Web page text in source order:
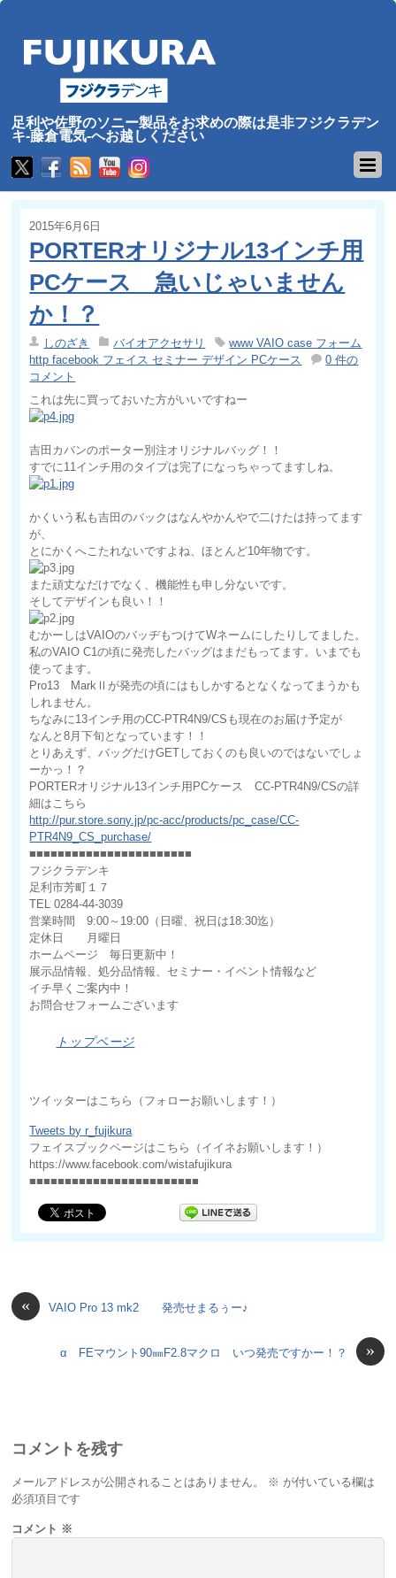
足利や佐野のソニー製品をお求めの際は是非フジクラデン
キ-藤倉電気-へお越しください
2015年6月6日
PORTERオリジナル13インチ用
PCケース 急いじゃいません
か！？
しのざき バイオアクセサリ
www VAIO case フォーム
http facebook フェイス セミナー デザイン PCケース
0 件の
コメント
これは先に買っておいた方がいいですねー
吉田カバンのポーター別注オリジナルバッグ！！
すでに11インチ用のタイプは完了になっちゃってますしね。
かくいう私も吉田のバックはなんやかんやで二けたは持ってます
が、
とにかくへこたれないですよね、ほとんど10年物です。
また頑丈なだけでなく、機能性も申し分ないです。
そしてデザインも良い！！
むかーしはVAIOのバッヂもつけてWネームにしたりしてました。
私のVAIO C1の頃に発売したバッグはまだもってます。いまでも
使ってます。
Pro13 MarkⅡが発売の頃にはもしかするとなくなってまうかも
しれません。
ちなみに13インチ用のCC-PTR4N9/CSも現在のお届け予定が
なんと8月下旬となっています！！
とりあえず、バッグだけGETしておくのも良いのではないでしょ
ーかっ！？
PORTERオリジナル13インチ用PCケース CC-PTR4N9/CSの詳
細はこちら
http://pur.store.sony.jp/pc-acc/products/pc_case/CC-
PTR4N9_CS_purchase/
■■■■■■■■■■■■■■■■■■■■■■■
フジクラデンキ
足利市芳町１７
TEL 0284-44-3039
営業時間 9:00～19:00（日曜、祝日は18:30迄）
定休日 月曜日
ホームページ 毎日更新中！
展示品情報、処分品情報、セミナー・イベント情報など
イチ早くご案内中！
お問合せフォームございます
トップページ
ツイッターはこちら（フォローお願いします！）
Tweets by r_fujikura
フェイスブックページはこちら（イイネお願いします！）
https://www.facebook.com/wistafujikura
■■■■■■■■■■■■■■■■■■■■■■■■
« VAIO Pro 13 mk2 発売せまるぅー♪
»
α FEマウント90㎜F2.8マクロ いつ発売ですかー！？
コメントを残す
メールアドレスが公開されることはありません。 ※ が付いている欄は
必須項目です
コメント ※